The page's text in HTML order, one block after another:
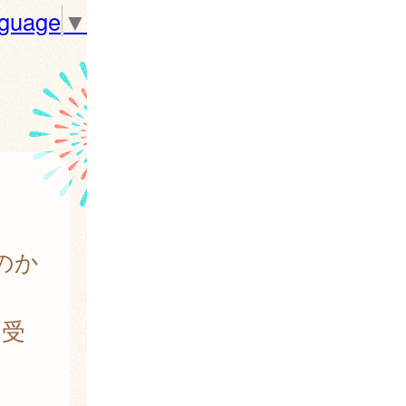
▼
か